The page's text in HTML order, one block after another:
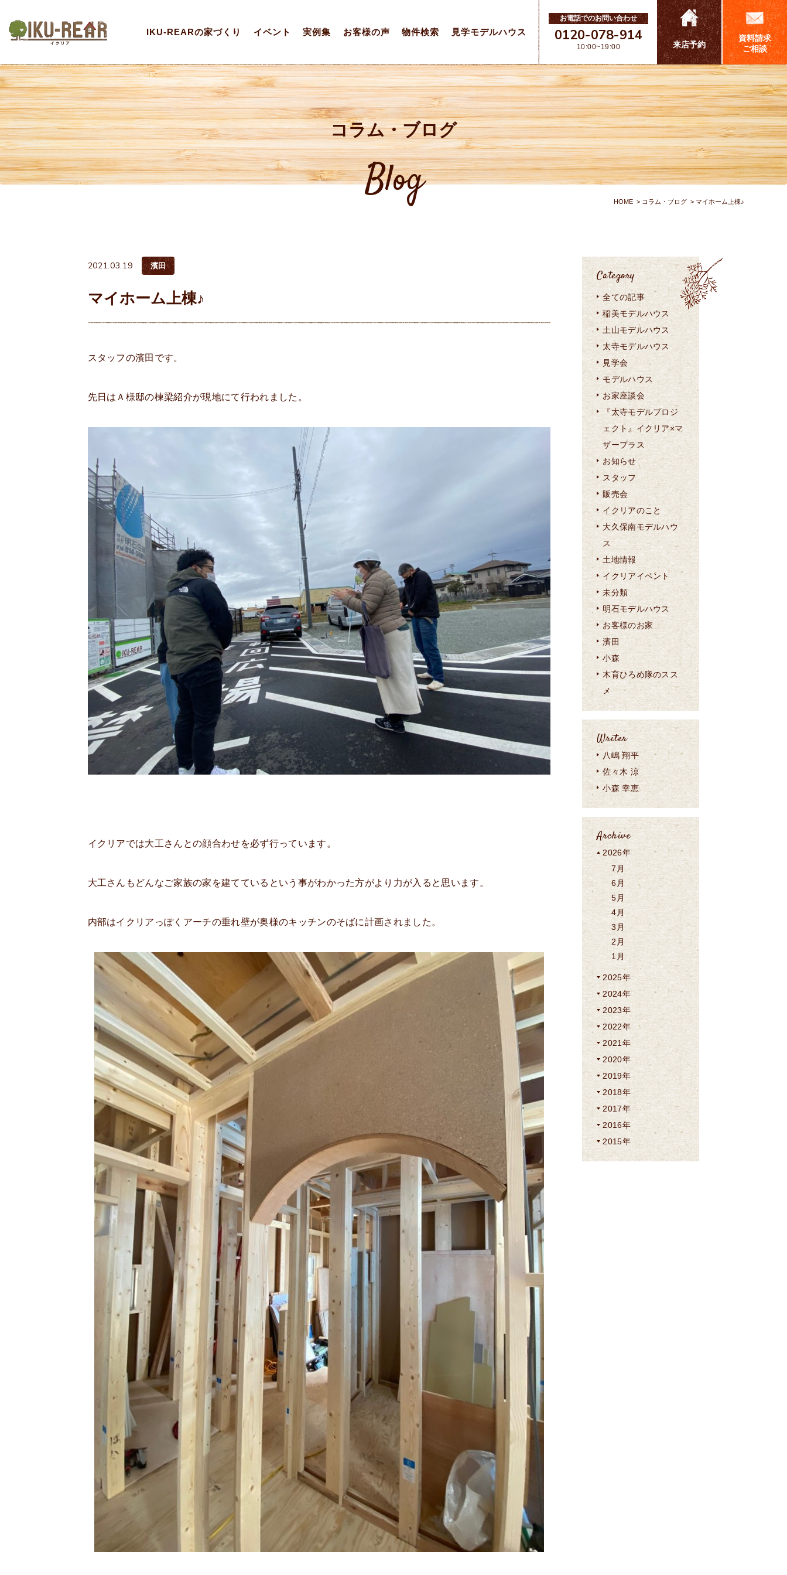
IKU-REARの家づくり イベント 実例集 お客様の声 物件検索 見学モデルハウス
お電話でのお問い合わせ
0120-078-914
10:00~19:00 来店予約
資料請求
ご相談
コラム・ブログ
Blog HOME コラム・ブログ マイホーム上棟♪
2021.03.19 濱田
マイホーム上棟♪
スタッフの濱田です。
先日はＡ様邸の棟梁紹介が現地にて行われました。
イクリアでは大工さんとの顔合わせを必ず行っています。
大工さんもどんなご家族の家を建てているという事がわかった方がより力が入ると思います。
内部はイクリアっぽくアーチの垂れ壁が奥様のキッチンのそばに計画されました。
Category
全ての記事
稲美モデルハウス
土山モデルハウス
太寺モデルハウス
見学会
モデルハウス
お家座談会
『太寺モデルプロジ
ェクト』イクリア×マ
ザープラス
お知らせ
スタッフ
販売会
イクリアのこと
大久保南モデルハウ
ス
土地情報
イクリアイベント
未分類
明石モデルハウス
お客様のお家
濱田
小森
木育ひろめ隊のスス
メ
Writer
八嶋 翔平
佐々木 涼
小森 幸恵
Archive
2026年
7月
6月
5月
4月
3月
2月
1月
2025年
2024年
2023年
2022年
2021年
2020年
2019年
2018年
2017年
2016年
2015年